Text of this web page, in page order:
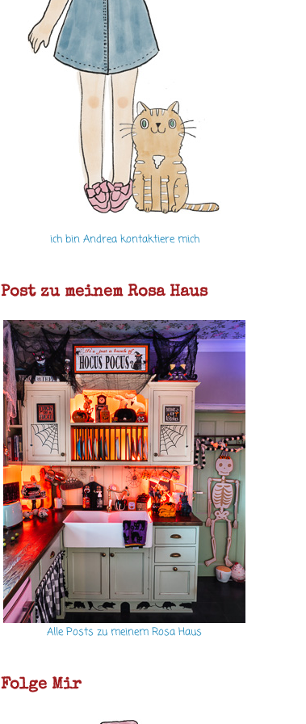
ich bin Andrea kontaktiere mich
Post zu meinem Rosa Haus
Alle Posts zu meinem Rosa Haus
Folge Mir